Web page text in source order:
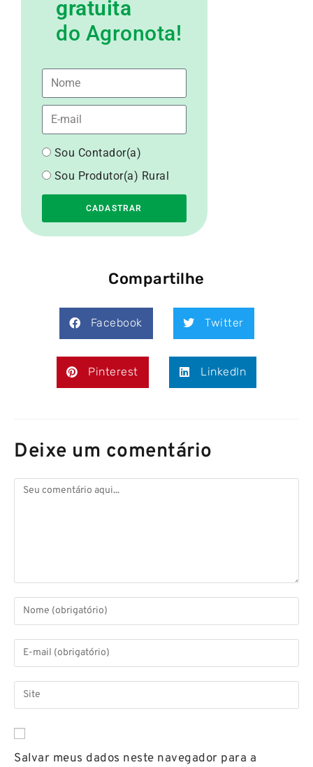
gratuita
do Agronota!
Sou Contador(a)
Sou Produtor(a) Rural
CADASTRAR
Compartilhe
Facebook Twitter
Pinterest LinkedIn
Deixe um comentário
Salvar meus dados neste navegador para a